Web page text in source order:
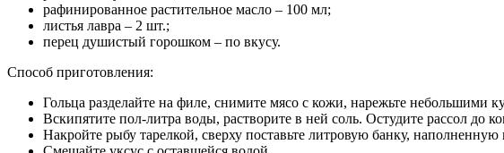
рафинированное растительное масло – 100 мл;
листья лавра – 2 шт.;
перец душистый горошком – по вкусу.
Способ приготовления:
Гольца разделайте на филе, снимите мясо с кожи, нарежьте небольшими
Вскипятите пол-литра воды, растворите в ней соль. Остудите рассол до
Накройте рыбу тарелкой, сверху поставьте литровую банку, наполненную